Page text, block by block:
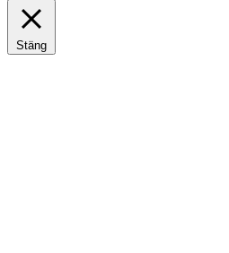
Stäng